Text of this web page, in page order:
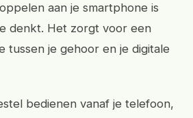
aan je smartphone is
denkt. Het zorgt voor een
tussen je gehoor en je digitale
bedienen vanaf je telefoon,